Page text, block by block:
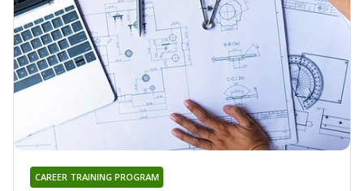
CAREER TRAINING PROGRAM